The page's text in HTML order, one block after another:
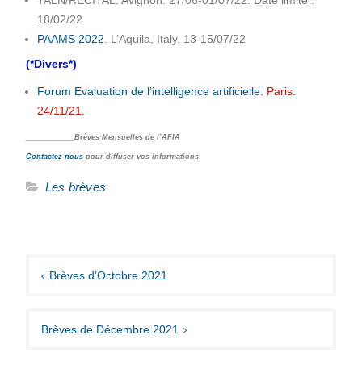
18/02/22
PAAMS 2022 . L’Aquila, Italy. 13-15/07/22
(*Divers*)
Forum Evaluation de l’intelligence artificielle. Paris.
24/11/21.
____________Brèves Mensuelles de l’AFIA
Contactez-nouspour diffuser vos informations.
Les brèves
de Brèves d’Octobre 2021
Brèves de Décembre 2021